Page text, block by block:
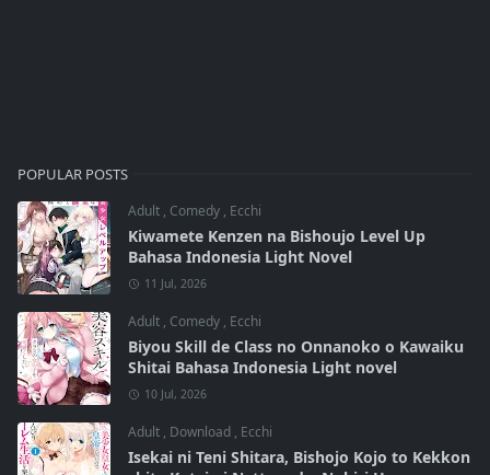
POPULAR POSTS
Adult , Comedy , Ecchi
Kiwamete Kenzen na Bishoujo Level Up
Bahasa Indonesia Light Novel
11 Jul, 2026
Adult , Comedy , Ecchi
Biyou Skill de Class no Onnanoko o Kawaiku
Shitai Bahasa Indonesia Light novel
10 Jul, 2026
Adult , Download , Ecchi
Isekai ni Teni Shitara, Bishojo Kojo to Kekkon